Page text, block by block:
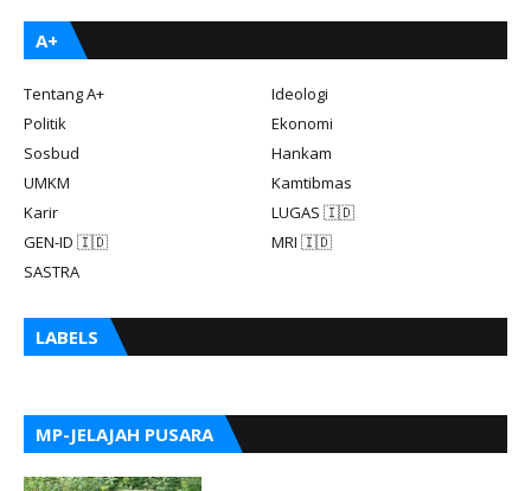
A+
Tentang A+
Ideologi
Politik
Ekonomi
Sosbud
Hankam
UMKM
Kamtibmas
Karir
LUGAS 🇮🇩
GEN-ID 🇮🇩
MRI 🇮🇩
SASTRA
LABELS
MP-JELAJAH PUSARA